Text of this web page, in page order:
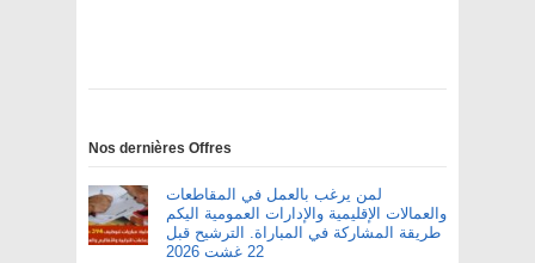
Nos dernières Offres
لمن يرغب بالعمل في المقاطعات
والعمالات الإقليمية والإدارات العمومية اليكم
طريقة المشاركة في المباراة. الترشيح قبل
22 غشت 2026